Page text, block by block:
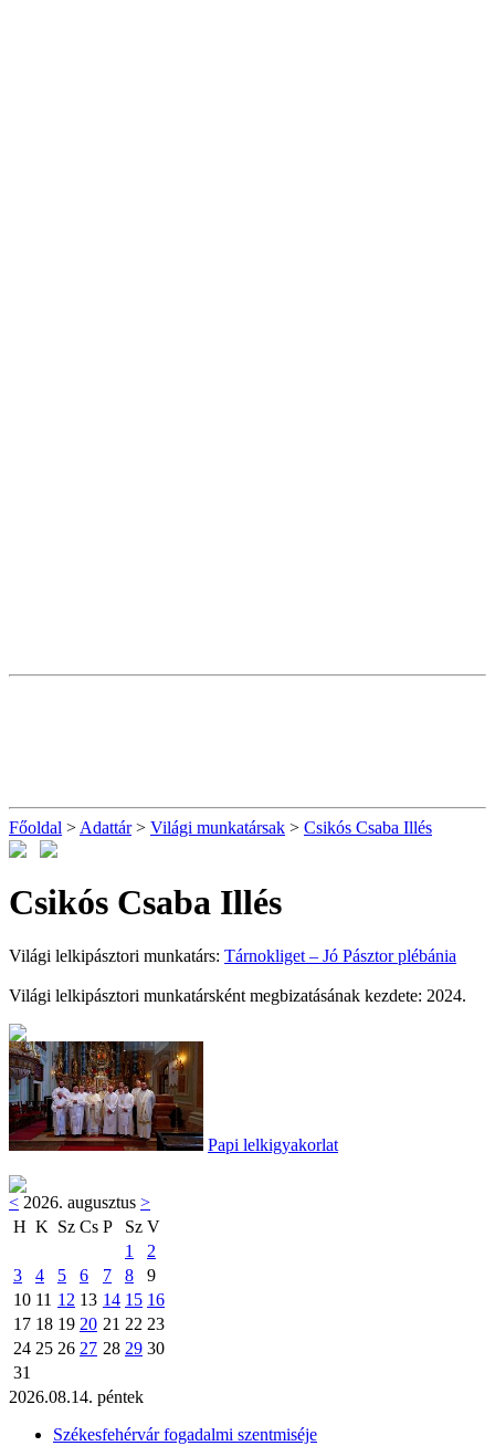
Főoldal > Adattár> Világi munkatársak > Csikós Csaba Illés
Csikós Csaba Illés
Világi lelkipásztori munkatárs: Tárnokliget – Jó Pásztor plébánia
Világi lelkipásztori munkatársként megbizatásának kezdete: 2024.
Papi lelkigyakorlat
< 2026. augusztus >
H K Sz Cs P Sz V
1
2
3
4 5 6 7 8
9
10 11 12 13 14 15 16
17 18 19 20 21 22 23
24 25 26 27 28 29 30
31
2026.08.14. péntek
Székesfehérvár fogadalmi szentmiséje